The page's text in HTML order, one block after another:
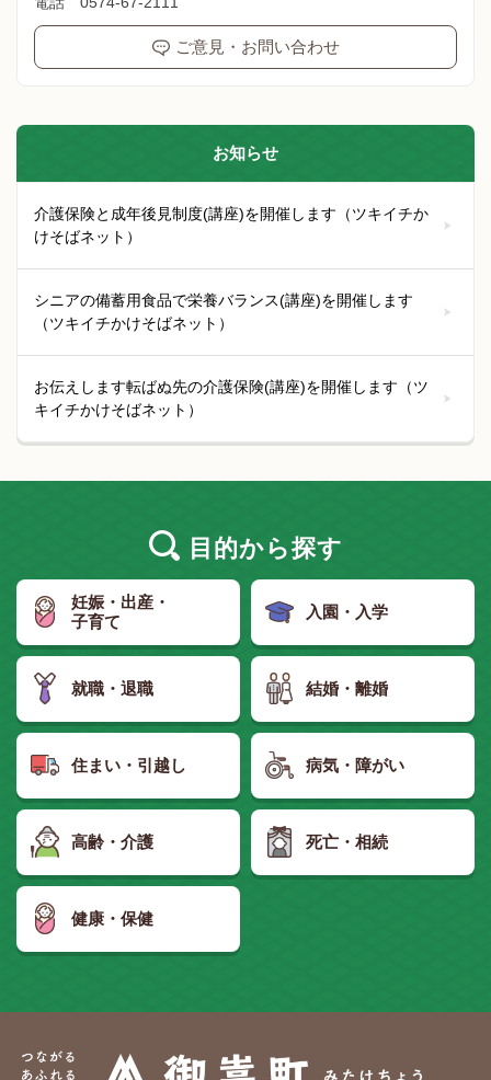
ご意見・お問い合わせ
お知らせ
介護保険と成年後見制度(講座)を開催します（ツキイチか
けそばネット）
シニアの備蓄用食品で栄養バランス(講座)を開催します
（ツキイチかけそばネット）
お伝えします転ばぬ先の介護保険(講座)を開催します（ツ
キイチかけそばネット）
目的から探す
妊娠・出産・
子育て
入園・入学
就職・退職 結婚・離婚
住まい・引越し 病気・障がい
高齢・介護 死亡・相続
健康・保健